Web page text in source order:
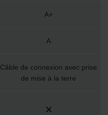
A+
A
Câble de connexion avec prise
de mise à la terre